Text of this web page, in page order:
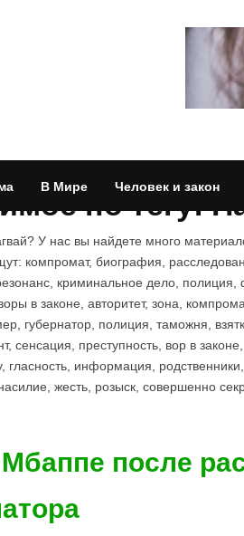
В Мире Человек и закон
по тегу:
У нас вы найдете много
компромат, биография,
криминальное дело, полиция,
в законе, авторитет, зона,
губернатор, полиция, таможня,
сенсация, преступность, вор в
гласность, информация,
жесть, розыск, совершенно
после